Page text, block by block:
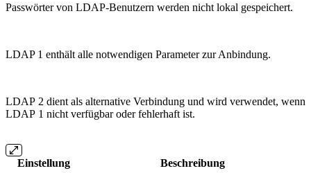
Passwörter von LDAP‑Benutzern werden nicht lokal gespeichert.
LDAP 1 enthält alle notwendigen Parameter zur Anbindung.
LDAP 2 dient als alternative Verbindung und wird verwendet, wenn
LDAP 1 nicht verfügbar oder fehlerhaft ist.
Einstellung Beschreibung